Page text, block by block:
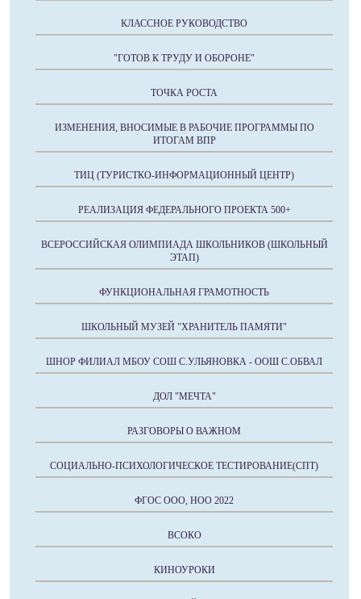
КЛАССНОЕ РУКОВОДСТВО
"ГОТОВ К ТРУДУ И ОБОРОНЕ"
ТОЧКА РОСТА
ИЗМЕНЕНИЯ, ВНОСИМЫЕ В РАБОЧИЕ ПРОГРАММЫ ПО
ИТОГАМ ВПР
ТИЦ (ТУРИСТКО-ИНФОРМАЦИОННЫЙ ЦЕНТР)
РЕАЛИЗАЦИЯ ФЕДЕРАЛЬНОГО ПРОЕКТА 500+
ВСЕРОССИЙСКАЯ ОЛИМПИАДА ШКОЛЬНИКОВ (ШКОЛЬНЫЙ
ЭТАП)
ФУНКЦИОНАЛЬНАЯ ГРАМОТНОСТЬ
ШКОЛЬНЫЙ МУЗЕЙ "ХРАНИТЕЛЬ ПАМЯТИ"
ШНОР ФИЛИАЛ МБОУ СОШ С.УЛЬЯНОВКА - ООШ С.ОБВАЛ
ДОЛ "МЕЧТА"
РАЗГОВОРЫ О ВАЖНОМ
СОЦИАЛЬНО-ПСИХОЛОГИЧЕСКОЕ ТЕСТИРОВАНИЕ(СПТ)
ФГОС ООО, НОО 2022
ВСОКО
КИНОУРОКИ